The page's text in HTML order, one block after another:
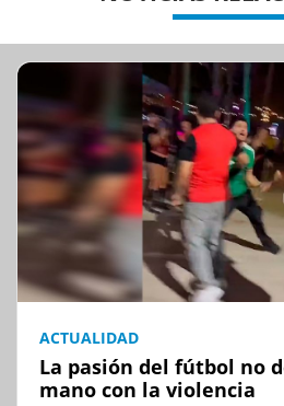
ACTUALIDAD
La pasión del fútbol no
mano con la violencia